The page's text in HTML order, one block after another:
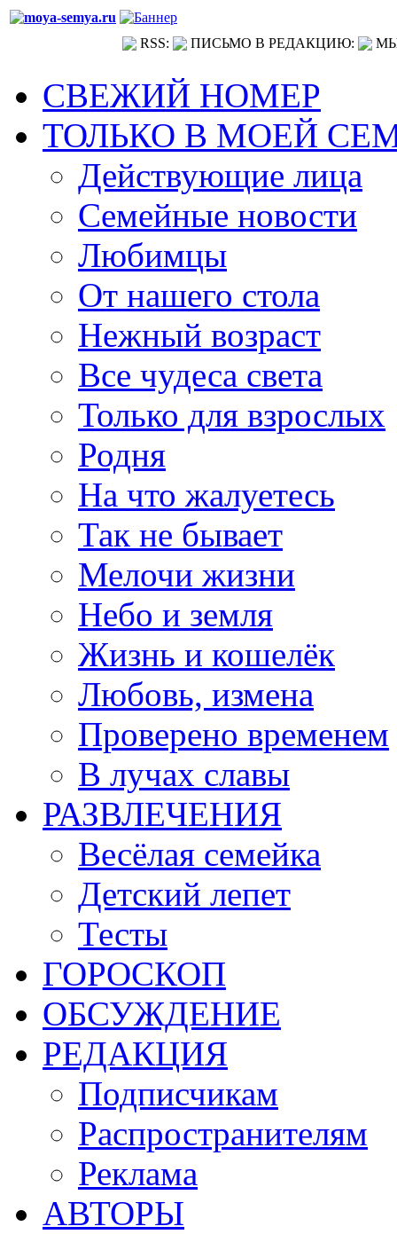
RSS: ПИСЬМО В РЕДАКЦИЮ:
СВЕЖИЙ НОМЕР
ТОЛЬКО В МОЕЙ
Действующие лица
Семейные новости
Любимцы
От нашего стола
Нежный возраст
Все чудеса света
Только для взрослых
Родня
На что жалуетесь
Так не бывает
Мелочи жизни
Небо и земля
Жизнь и кошелёк
Любовь, измена
Проверено временем
В лучах славы
РАЗВЛЕЧЕНИЯ
Весёлая семейка
Детский лепет
Тесты
ГОРОСКОП
ОБСУЖДЕНИЕ
РЕДАКЦИЯ
Подписчикам
Распространителям
Реклама
АВТОРЫ